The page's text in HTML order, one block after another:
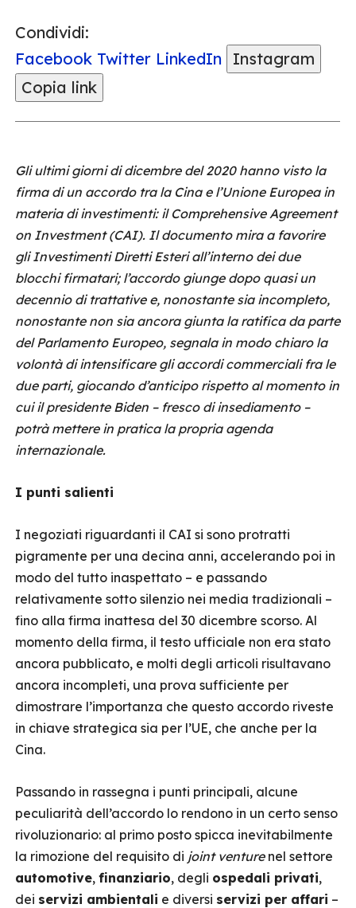
Condividi:
Facebook Twitter LinkedIn
Instagram
Copia link
Gli ultimi giorni di dicembre del 2020 hanno visto la
firma di un accordo tra la Cina e l’Unione Europea in
materia di investimenti: il Comprehensive Agreement
on Investment (CAI). Il documento mira a favorire
gli Investimenti Diretti Esteri all’interno dei due
blocchi firmatari; l’accordo giunge dopo quasi un
decennio di trattative e, nonostante sia incompleto,
nonostante non sia ancora giunta la ratifica da parte
del Parlamento Europeo, segnala in modo chiaro la
volontà di intensificare gli accordi commerciali fra le
due parti, giocando d’anticipo rispetto al momento in
cui il presidente Biden – fresco di insediamento –
potrà mettere in pratica la propria agenda
internazionale.
I punti salienti
I negoziati riguardanti il CAI si sono protratti
pigramente per una decina anni, accelerando poi in
modo del tutto inaspettato – e passando
relativamente sotto silenzio nei media tradizionali –
fino alla firma inattesa del 30 dicembre scorso. Al
momento della firma, il testo ufficiale non era stato
ancora pubblicato, e molti degli articoli risultavano
ancora incompleti, una prova sufficiente per
dimostrare l’importanza che questo accordo riveste
in chiave strategica sia per l’UE, che anche per la
Cina.
Passando in rassegna i punti principali, alcune
peculiarità dell’accordo lo rendono in un certo senso
rivoluzionario: al primo posto spicca inevitabilmente
la rimozione del requisito di joint venturenel settore
automotive, finanziario, degli ospedali privati,
dei servizi ambientali e diversi servizi per affari –